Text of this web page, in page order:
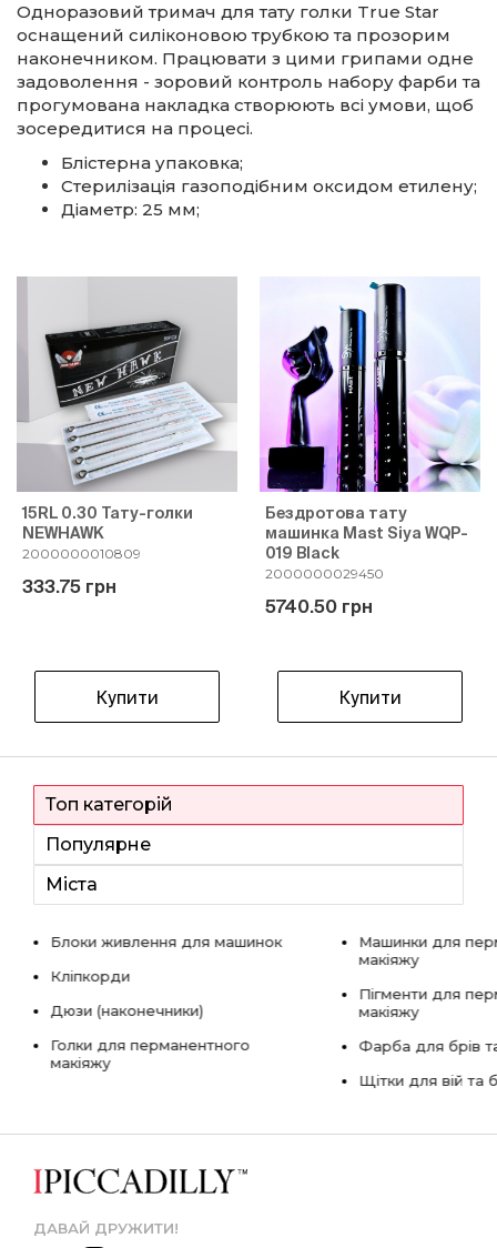
Одноразовий тримач для тату голки True Star
оснащений силіконовою трубкою та прозорим
наконечником. Працювати з цими грипами одне
задоволення - зоровий контроль набору фарби та
прогумована накладка створюють всі умови, щоб
зосередитися на процесі.
Блістерна упаковка;
Стерилізація газоподібним оксидом етилену;
Діаметр: 25 мм;
15RL 0.30 Тату-голки
NEWHAWK
2000000010809
333.75 грн
Купити
Бездротова тату
машинка Mast Siya WQP-
019 Black
2000000029450
5740.50 грн
Купити
Топ категорій
Популярне
Міста
Блоки живлення для машинок
Кліпкорди
Дюзи (наконечники)
Голки для перманентного
макіяжу
Машинки для
макіяжу
Пігменти для
макіяжу
Фарба для брів
Щітки для вій та
ДАВАЙ ДРУЖИТИ!